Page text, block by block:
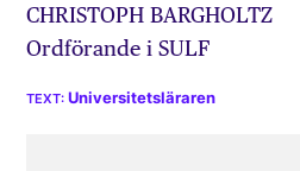
CHRISTOPH BARGHOLTZ
Ordförande i SULF
Universitetsläraren